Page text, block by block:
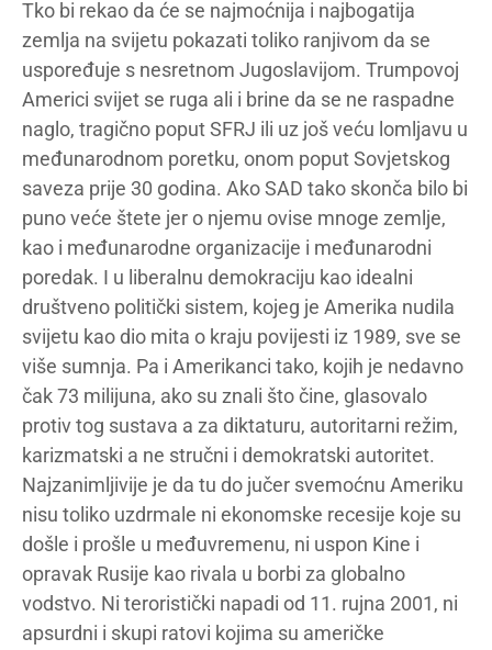
Tko bi rekao da će se najmoćnija i najbogatija
zemlja na svijetu pokazati toliko ranjivom da se
uspoređuje s nesretnom Jugoslavijom. Trumpovoj
Americi svijet se ruga ali i brine da se ne raspadne
naglo, tragično poput SFRJ ili uz još veću lomljavu u
međunarodnom poretku, onom poput Sovjetskog
saveza prije 30 godina. Ako SAD tako skonča bilo bi
puno veće štete jer o njemu ovise mnoge zemlje,
kao i međunarodne organizacije i međunarodni
poredak. I u liberalnu demokraciju kao idealni
društveno politički sistem, kojeg je Amerika nudila
svijetu kao dio mita o kraju povijesti iz 1989, sve se
više sumnja. Pa i Amerikanci tako, kojih je nedavno
čak 73 milijuna, ako su znali što čine, glasovalo
protiv tog sustava a za diktaturu, autoritarni režim,
karizmatski a ne stručni i demokratski autoritet.
Najzanimljivije je da tu do jučer svemoćnu Ameriku
nisu toliko uzdrmale ni ekonomske recesije koje su
došle i prošle u međuvremenu, ni uspon Kine i
opravak Rusije kao rivala u borbi za globalno
vodstvo. Ni teroristički napadi od 11. rujna 2001, ni
apsurdni i skupi ratovi kojima su američke